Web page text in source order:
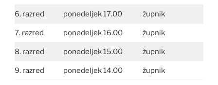
6. razred ponedeljek 17.00 župnik
7. razred ponedeljek 16.00 župnik
8. razred ponedeljek 15.00 župnik
9. razred ponedeljek 14.00 župnik